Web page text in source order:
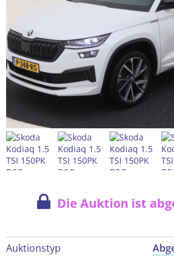
Die Auktion ist
Auktionstyp